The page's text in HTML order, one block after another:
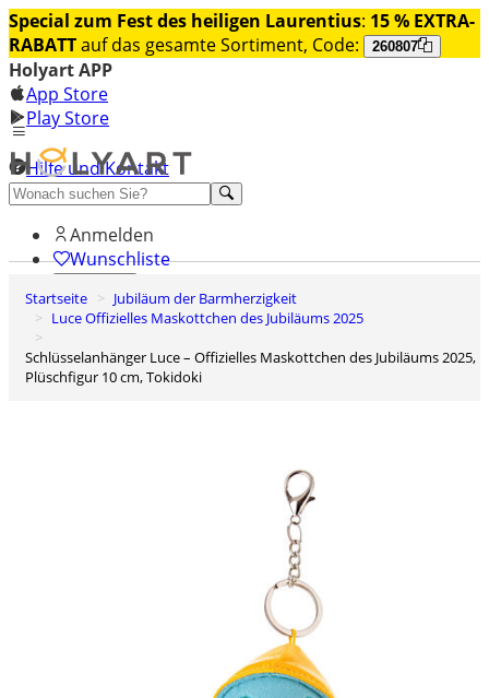
Special zum Fest des heiligen Laurentius: 15 % EXTRA-
RABATTauf das gesamte Sortiment, Code: 260807
Holyart APP
App Store
Play Store
Hilfe und Kontakt
Entdecken Sie Premium
Anmelden
Wunschliste
0
Warenkorb
Startseite
Jubiläum der Barmherzigkeit
Luce Offizielles Maskottchen des Jubiläums 2025
Schlüsselanhänger Luce – Offizielles Maskottchen des Jubiläums 2025,
Plüschfigur 10 cm, Tokidoki